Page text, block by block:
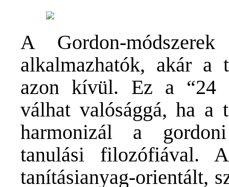
A Gordon-
alkalmazhatók, akár a
azon kívül. Ez a “24
válhat valósággá, ha a
harmonizál a
tanulási filozófiával.
tanításianyag-orientált,